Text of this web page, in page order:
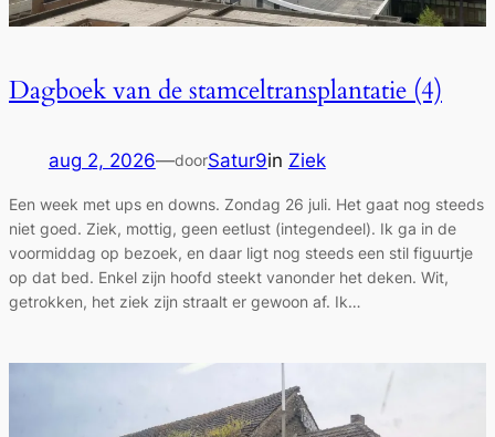
Dagboek van de stamceltransplantatie (4)
aug 2, 2026—doorSatur9in Ziek
Een week met ups en downs. Zondag 26 juli. Het gaat nog steeds
niet goed. Ziek, mottig, geen eetlust (integendeel). Ik ga in de
voormiddag op bezoek, en daar ligt nog steeds een stil figuurtje
op dat bed. Enkel zijn hoofd steekt vanonder het deken. Wit,
getrokken, het ziek zijn straalt er gewoon af. Ik…